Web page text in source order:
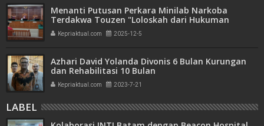
Menanti Putusan Perkara Minilab Narkoba
Terdakwa Touzen "Loloskah dari Hukuman
Seumur Hidup atau Mati"
Kepriaktual.com 2025-12-5
Azhari David Yolanda Divonis 6 Bulan Kurungan
dan Rehabilitasi 10 Bulan
Kepriaktual.com 2023-7-21
LABEL